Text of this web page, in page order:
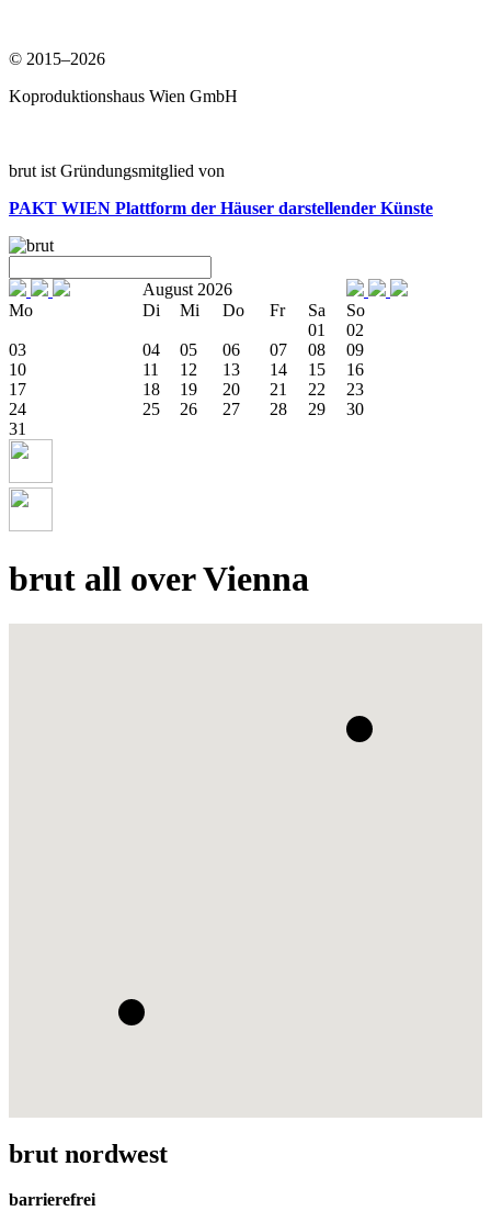
© 2015–2026
Koproduktionshaus Wien GmbH
brut ist Gründungsmitglied von
PAKT WIEN Plattform der Häuser darstellender Künste
August 2026
Mo
Di Mi Do Fr Sa
So
01
02
03
04 05 06 07 08
09
10
11 12 13 14 15
16
17
18 19 20 21 22
23
24
25 26 27 28 29
30
31
brut all over Vienna
brut nordwest
barrierefrei